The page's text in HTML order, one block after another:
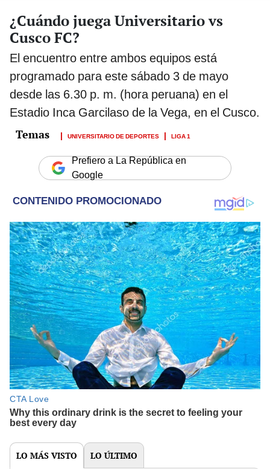
¿Cuándo juega Universitario vs
Cusco FC?
El encuentro entre ambos equipos está
programado para este sábado 3 de mayo
desde las 6.30 p. m. (hora peruana) en el
Estadio Inca Garcilaso de la Vega, en el Cusco.
UNIVERSITARIO DE DEPORTES LIGA 1
Prefiero a La República en
Google
LO MÁS VISTO LO ÚLTIMO